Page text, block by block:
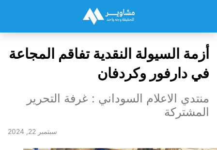
أزمة السيولة النقدية تفاقم المجاعة
في دارفور وكردفان
منتدي الاعلام السوداني : غرفة التحرير
المشتركة
سبتمبر 22, 2024